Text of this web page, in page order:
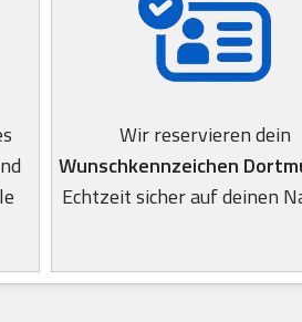
Wir reservieren dein
Wunschkennzeichen
Echtzeit sicher auf deinen